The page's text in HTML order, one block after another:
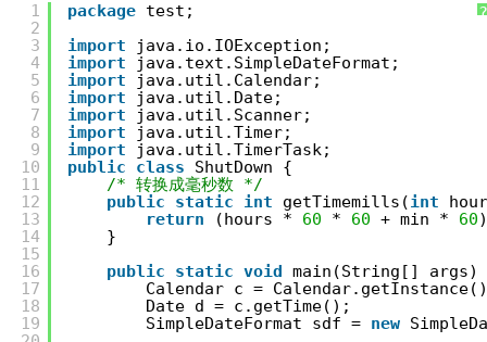
?
1
2
3
4
5
6
7
8
9
10
11
12
13
14
15
16
17
18
19
package test;
import
java.io.IOException;
import
java.text.SimpleDateFormat;
import
java.util.Calendar;
import
java.util.Date;
import
java.util.Scanner;
import
java.util.Timer;
import
java.util.TimerTask;
public
class
ShutDown {
/* 转换成毫秒数 */
public
static int getTimemills(int
return
(hours * 60 * 60 + min * 60
}
public
static void main(String[] args)
Calendar c =
Date d = c.getTime();
SimpleDateFormat sdf = new